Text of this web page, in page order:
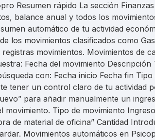
Resumen rápido La sección
balance anual y todos los
automático de tu actividad
los movimientos clasificados como
movimientos. Movimientos de
Fecha del movimiento
con: Fecha inicio Fecha fin
tener un control claro de tu actividad
para añadir manualmente un
Tipo de movimiento
de material de oficina” Cantidad
Movimientos automáticos en